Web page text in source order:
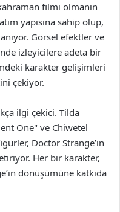
filmi olmanın
yapısına sahip olup,
Görsel efektler ve
izleyicilere adeta bir
karakter gelişimleri
çekiyor.
ilgi çekici. Tilda
One" ve Chiwetel
Doctor Strange’in
Her bir karakter,
dönüşümüne katkıda